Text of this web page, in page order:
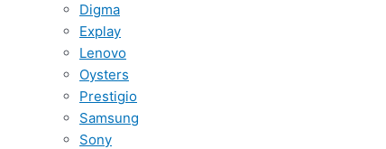
Digma
Explay
Lenovo
Oysters
Prestigio
Samsung
Sony